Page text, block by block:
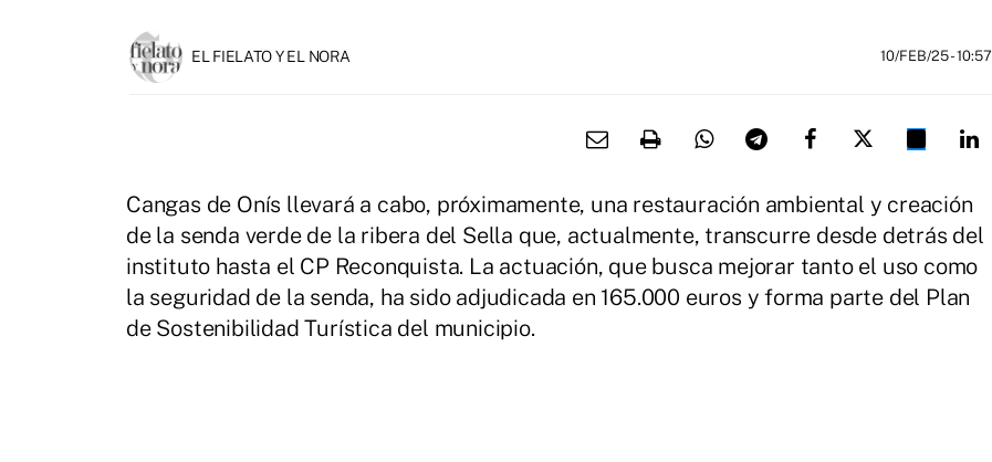
EL FIELATO Y EL NORA 10/FEB/25- 10:57
Cangas de Onís llevará a cabo, próximamente, una restauración ambiental y creación
de la senda verde de la ribera del Sella que, actualmente, transcurre desde detrás del
instituto hasta el CP Reconquista. La actuación, que busca mejorar tanto el uso como
la seguridad de la senda, ha sido adjudicada en 165.000 euros y forma parte del Plan
de Sostenibilidad Turística del municipio.